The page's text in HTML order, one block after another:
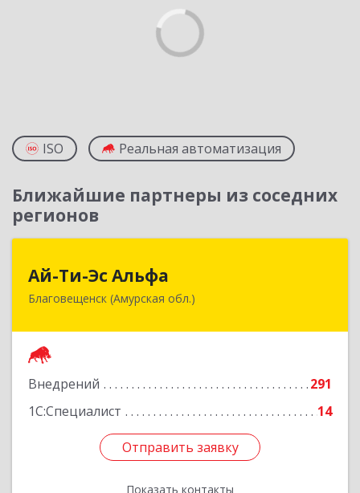
ISO Реальная автоматизация
Ближайшие партнеры из соседних
регионов
Ай-Ти-Эс Альфа
Благовещенск (Амурская обл.)
Внедрений
291
1С:Специалист
14
Отправить заявку
Показать контакты
675000, Амурская обл, Благовещенск г, Зейская
Отправить заявку
Назад